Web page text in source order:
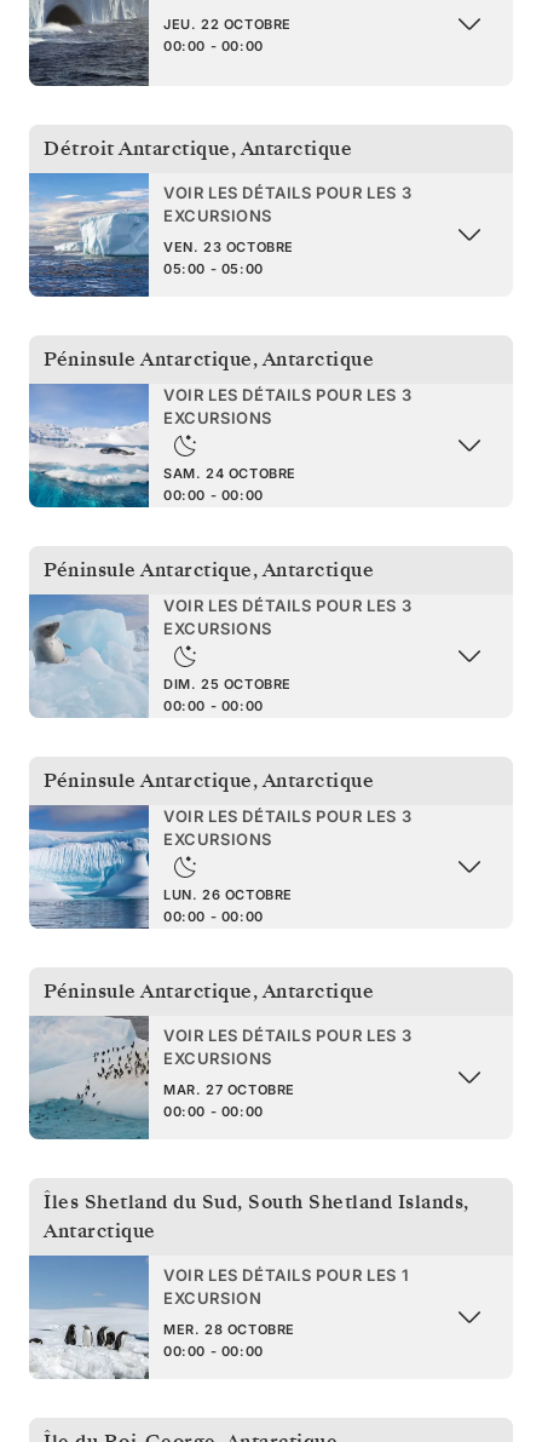
JEU. 22 OCTOBRE
00:00 - 00:00
Détroit Antarctique,Antarctique
VOIR LES DÉTAILS POUR LES 3
EXCURSIONS
VEN. 23 OCTOBRE
05:00 - 05:00
Péninsule Antarctique,Antarctique
VOIR LES DÉTAILS POUR LES 3
EXCURSIONS
SAM. 24 OCTOBRE
00:00 - 00:00
Péninsule Antarctique,Antarctique
VOIR LES DÉTAILS POUR LES 3
EXCURSIONS
DIM. 25 OCTOBRE
00:00 - 00:00
Péninsule Antarctique,Antarctique
VOIR LES DÉTAILS POUR LES 3
EXCURSIONS
LUN. 26 OCTOBRE
00:00 - 00:00
Péninsule Antarctique,Antarctique
VOIR LES DÉTAILS POUR LES 3
EXCURSIONS
MAR. 27 OCTOBRE
00:00 - 00:00
Îles Shetland du Sud, South Shetland Islands,
Antarctique
VOIR LES DÉTAILS POUR LES 1
EXCURSION
MER. 28 OCTOBRE
00:00 - 00:00